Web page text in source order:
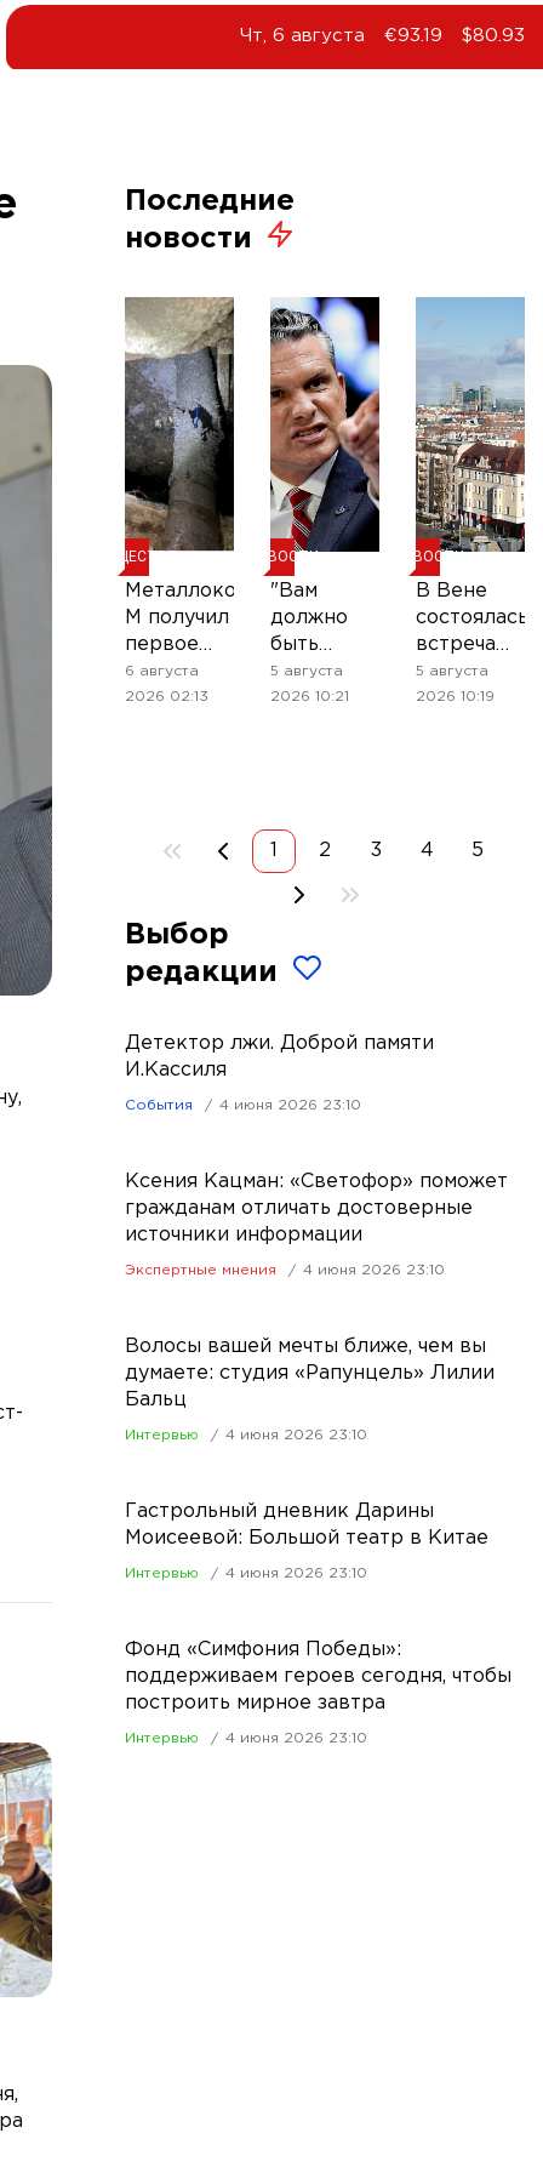
Чт, 6 августа €93.19 $80.93
Последние
новости
ОБЩЕСТВО
Металлокомплект-
М получил
первое
место на
премии
6 августа
2026 02:13
НОВОСТИ
"Вам
должно
быть
стыдно!"
— Хегсет
американских
ракетах
5 августа
2026 10:21
НОВОСТИ
В Вене
состоялась
встреча
экс-
чиновников,
5 августа
2026 10:19
2 3 4 5
Выбор
редакции
Детектор лжи. Доброй памяти
И.Кассиля
События 4 июня 2026 23:10
Ксения Кацман: «Светофор» поможет
гражданам отличать достоверные
источники информации
Экспертные мнения 4 июня 2026 23:10
Волосы вашей мечты ближе, чем вы
думаете: студия «Рапунцель» Лилии
Бальц
Интервью 4 июня 2026 23:10
Гастрольный дневник Дарины
Моисеевой: Большой театр в Китае
Интервью 4 июня 2026 23:10
Фонд «Симфония Победы»:
поддерживаем героев сегодня, чтобы
построить мирное завтра
Интервью 4 июня 2026 23:10